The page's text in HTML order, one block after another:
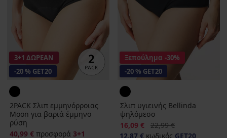
3+1 ΔΩΡΕΑΝ
-20 % GET20
2PACK Σλιπ εμμηνόρροιας
Moon για βαριά έμμηνο
ρύση
40,99 € προσφορά 3+1
Ξεπούλημα -30%
-20 % GET20
Σλιπ υγιεινής Bellinda
ψηλόμεσο
Έκπτωση
16,09 € Αρχική τιμή
22,99 €
12,87 € κωδικός GET20